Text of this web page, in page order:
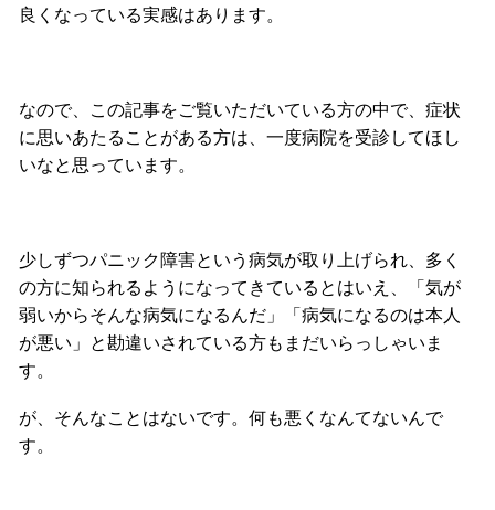
良くなっている実感はあります。
なので、この記事をご覧いただいている方の中で、症状
に思いあたることがある方は、一度病院を受診してほし
いなと思っています。
少しずつパニック障害という病気が取り上げられ、多く
の方に知られるようになってきているとはいえ、「気が
弱いからそんな病気になるんだ」「病気になるのは本人
が悪い」と勘違いされている方もまだいらっしゃいま
す。
が、そんなことはないです。何も悪くなんてないんで
す。